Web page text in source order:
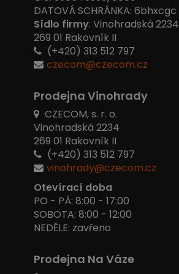
DATOVÁ SCHRÁNKA: 6bhxcgc
Sídlo firmy: Vinohradská 2234
269 01 Rakovník II
(+420) 313 512 797
czecom@czecom.cz
Prodejna Vinohrady
CZECOM, s. r. o.
Vinohradská 2234
269 01 Rakovník II
(+420) 313 512 797
vinohrady@czecom.cz
Otevírací doba
PO - PÁ: 8:00 - 17:00
SOBOTA: 8:00 - 12:00
NEDĚLE: zavřeno
Prodejna Na Váze